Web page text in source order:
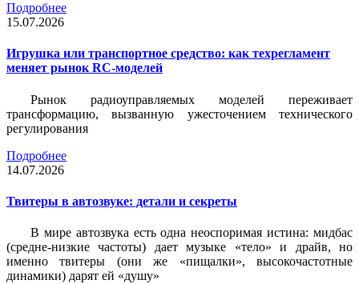
Подробнее
15.07.2026
Игрушка или транспортное средство: как техрегламент
меняет рынок RC-моделей
Рынок радиоуправляемых моделей переживает
трансформацию, вызванную ужесточением технического
регулирования
Подробнее
14.07.2026
Твитеры в автозвуке: детали и секреты
В мире автозвука есть одна неоспоримая истина: мидбас
(средне-низкие частоты) дает музыке «тело» и драйв, но
именно твитеры (они же «пищалки», высокочастотные
динамики) дарят ей «душу»